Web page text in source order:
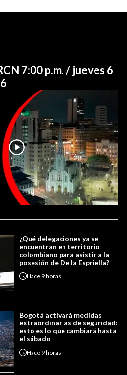
7:00 p.m. / jueves 6
¿Qué delegaciones ya se
encuentran en territorio
colombiano para asistir a la
posesión de De la Espriella?
Hace 9 horas
Bogotá activará medidas
extraordinarias de seguridad:
esto es lo que cambiará hasta
el sábado
Hace 9 horas